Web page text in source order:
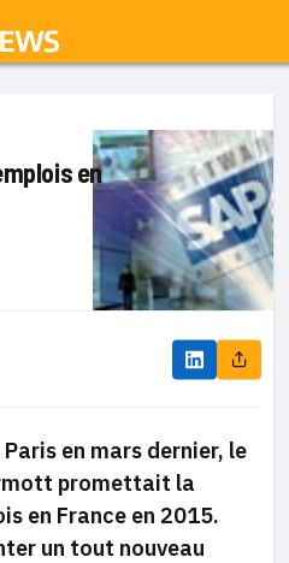
en
en mars dernier, le
promettait la
en France en 2015.
un tout nouveau